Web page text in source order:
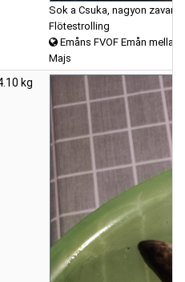
Sok a Csuka, nagyon
Flötestrolling
Emåns FVOF Emån
Majs
kg